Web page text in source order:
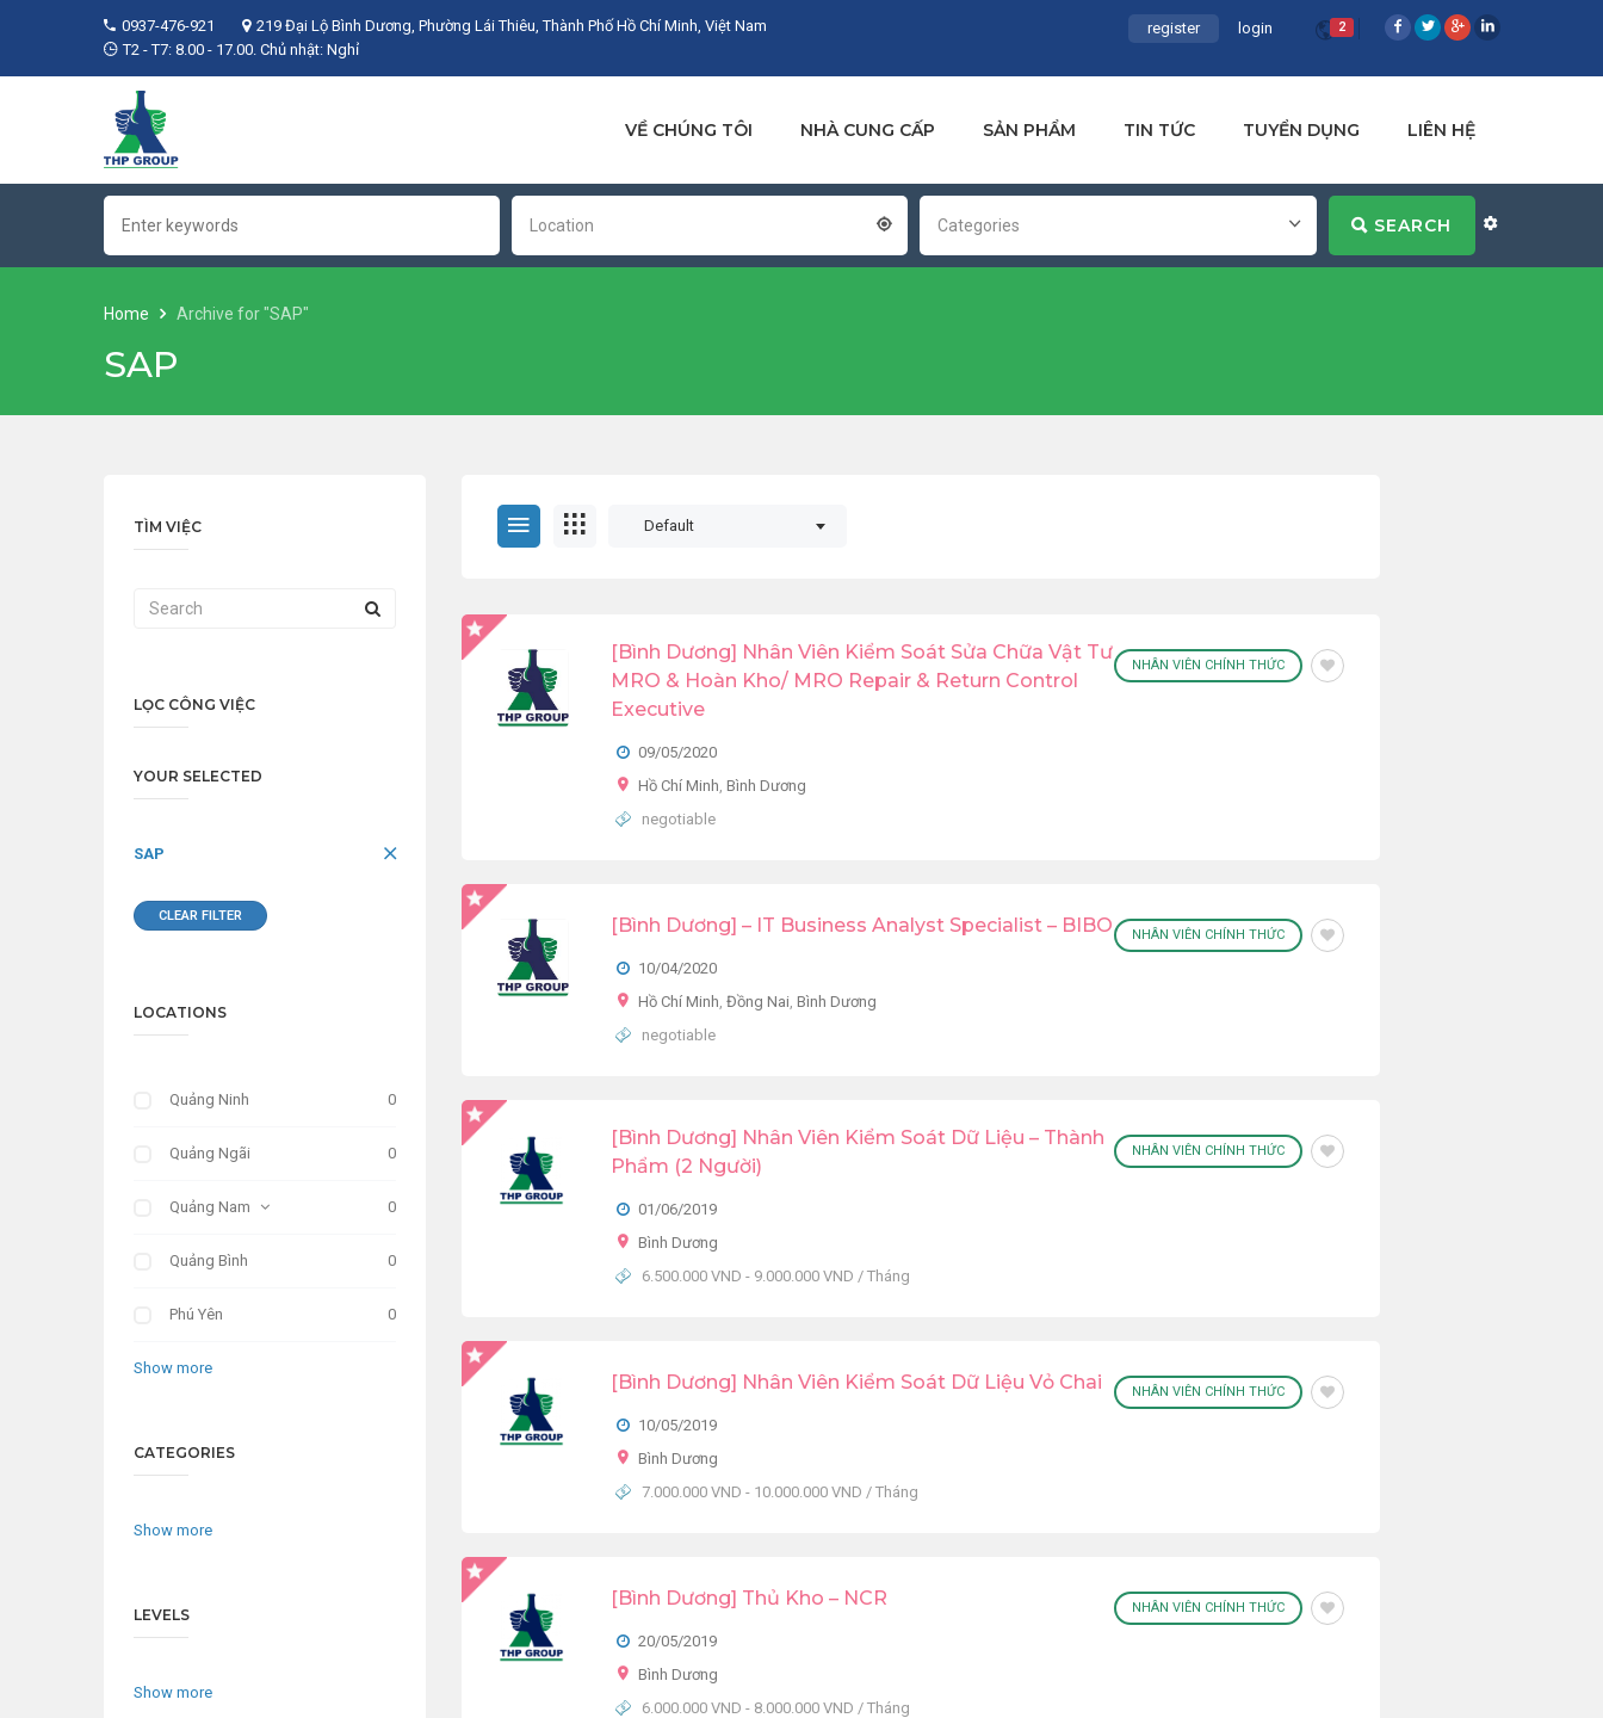
0937-476-921
219 Đại Lộ Bình Dương, Phường Lái Thiêu, Thành Phố Hồ Chí Minh, Việt Nam
T2 - T7: 8.00 - 17.00. Chủ nhật: Nghỉ
2
register login
VỀ CHÚNG TÔI NHÀ CUNG CẤP SẢN PHẨM TIN TỨC TUYỂN DỤNG LIÊN HỆ
Location Categories SEARCH
Home Archive for "SAP"
SAP
TÌM VIỆC
LỌC CÔNG VIỆC
YOUR SELECTED
SAP
CLEAR FILTER
LOCATIONS
Quảng Ninh 0
Quảng Ngãi 0
Quảng Nam 0
Quảng Bình 0
Phú Yên 0
Show more
CATEGORIES
Show more
LEVELS
Show more
Default
[Bình Dương] Nhân Viên Kiểm Soát Sửa Chữa Vật Tư
MRO & Hoàn Kho/ MRO Repair & Return Control
Executive
09/05/2020
Hồ Chí Minh, Bình Dương
negotiable
NHÂN VIÊN CHÍNH THỨC
[Bình Dương] – IT Business Analyst Specialist – BIBO
10/04/2020
Hồ Chí Minh, Đồng Nai, Bình Dương
negotiable
NHÂN VIÊN CHÍNH THỨC
[Bình Dương] Nhân Viên Kiểm Soát Dữ Liệu – Thành
Phẩm (2 Người)
01/06/2019
Bình Dương
6.500.000 VND - 9.000.000 VND / Tháng
NHÂN VIÊN CHÍNH THỨC
[Bình Dương] Nhân Viên Kiểm Soát Dữ Liệu Vỏ Chai
10/05/2019
Bình Dương
7.000.000 VND - 10.000.000 VND / Tháng
NHÂN VIÊN CHÍNH THỨC
[Bình Dương] Thủ Kho – NCR
20/05/2019
Bình Dương
6.000.000 VND - 8.000.000 VND / Tháng
NHÂN VIÊN CHÍNH THỨC